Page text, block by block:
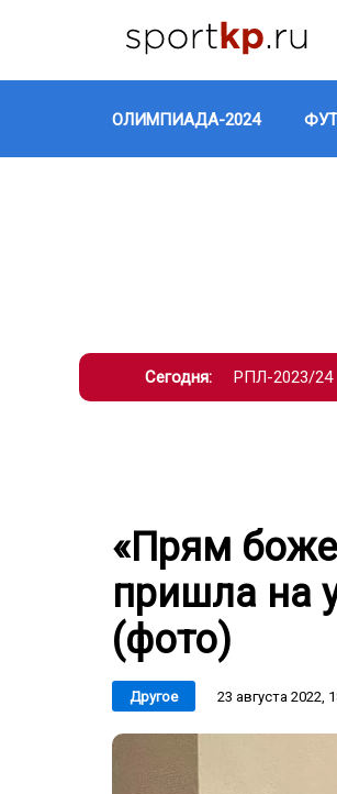
ОЛИМПИАДА-2024
Сегодня: РПЛ-2023/24
«Прям
пришла на
(фото)
Другое 23 августа 2022,